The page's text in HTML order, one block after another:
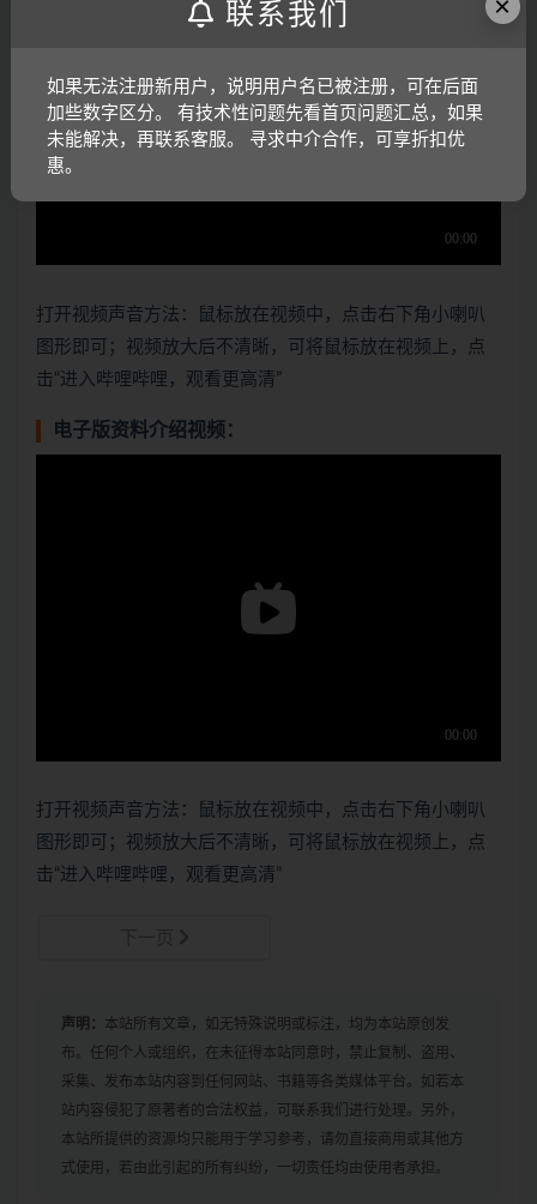
打开视频声音方法：鼠标放在视频中，点击右下角小喇叭
图形即可；视频放大后不清晰，可将鼠标放在视频上，点
击“进入哔哩哔哩，观看更高清”
电子版资料介绍视频：
打开视频声音方法：鼠标放在视频中，点击右下角小喇叭
图形即可；视频放大后不清晰，可将鼠标放在视频上，点
击“进入哔哩哔哩，观看更高清”
声明： 本站所有文章，如无特殊说明或标注，均为本站原创发
布。任何个人或组织，在未征得本站同意时，禁止复制、盗用、
采集、发布本站内容到任何网站、书籍等各类媒体平台。如若本
站内容侵犯了原著者的合法权益，可联系我们进行处理。另外，
本站所提供的资源均只能用于学习参考，请勿直接商用或其他方
式使用，若由此引起的所有纠纷，一切责任均由使用者承担。
联系我们
如果无法注册新用户，说明用户名已被注册，可在后面
加些数字区分。 有技术性问题先看首页问题汇总，如果
未能解决，再联系客服。 寻求中介合作，可享折扣优
惠。